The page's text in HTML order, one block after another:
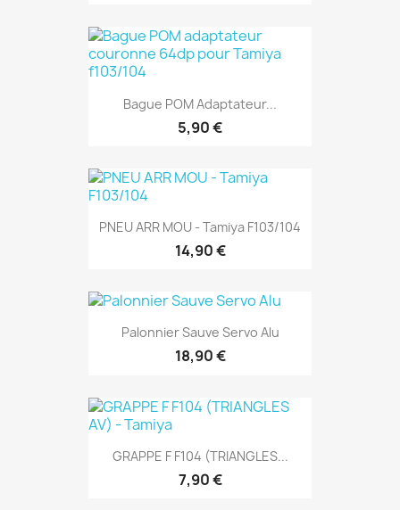
Bague POM Adaptateur...
5,90 €
PNEU ARR MOU - Tamiya F103/104
14,90 €
Palonnier Sauve Servo Alu
18,90 €
GRAPPE F F104 (TRIANGLES...
7,90 €